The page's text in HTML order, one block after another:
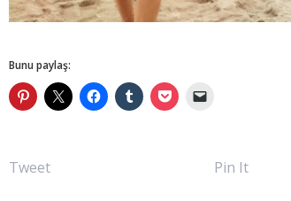
Bunu paylaş:
Tweet Pin It